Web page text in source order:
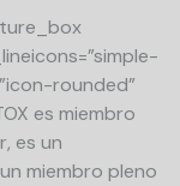
rounded”
es miembro
es un
miembro pleno